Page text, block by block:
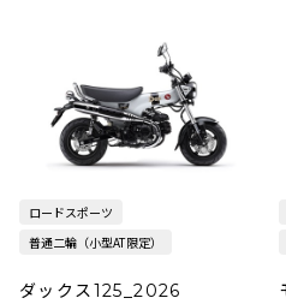
ロードスポーツ
普通二輪（小型AT限定）
ダックス125_2026